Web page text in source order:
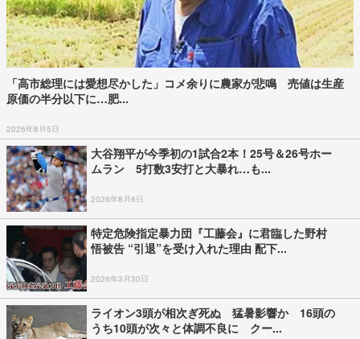
「高市総理には愛想尽かした」コメ余りに農家が悲鳴 売値は生産
原価の半分以下に…肥...
2026年8月5日
大谷翔平が今季初の1試合2本！25号＆26号ホー
ムラン 5打数3安打と大暴れ…も...
2026年8月6日
特定危険指定暴力団『工藤会』に君臨した野村
悟被告 “引退”を受け入れた理由 配下...
2026年3月30日
ライオン3頭が相次ぎ死ぬ 猛暑影響か 16頭の
うち10頭が次々と体調不良に クー...